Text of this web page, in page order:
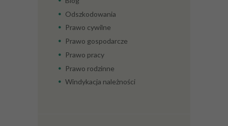
Odszkodowania
Prawo cywilne
Prawo gospodarcze
Prawo pracy
Prawo rodzinne
Windykacja należności